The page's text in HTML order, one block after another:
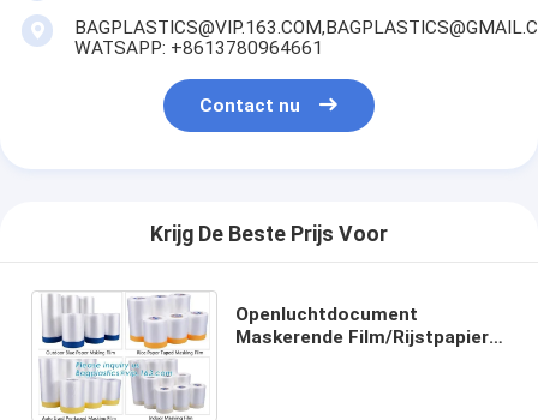
WATSAPP: +8613780964661
Contact nu
Krijg De Beste Prijs Voor
Openluchtdocument
Maskerende Film/Rijstpapier